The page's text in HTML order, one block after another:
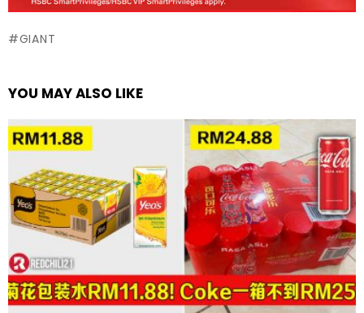
GIANT
YOU MAY ALSO LIKE